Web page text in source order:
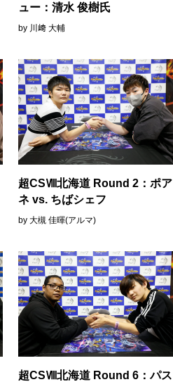
ュー：清水 俊樹氏
by 川﨑 大輔
超CSⅧ北海道 Round 2：ポア
ネ vs. ちばシェフ
by 大槻 佳暉(アルマ)
超CSⅧ北海道 Round 6：パス